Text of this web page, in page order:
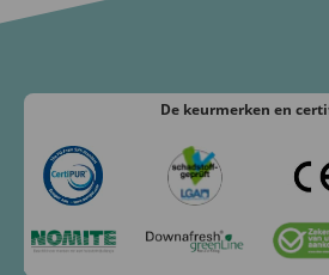
De keurmerken en